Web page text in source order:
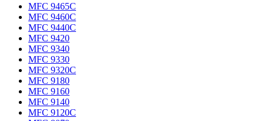
MFC 9465C
MFC 9460C
MFC 9440C
MFC 9420
MFC 9340
MFC 9330
MFC 9320C
MFC 9180
MFC 9160
MFC 9140
MFC 9120C